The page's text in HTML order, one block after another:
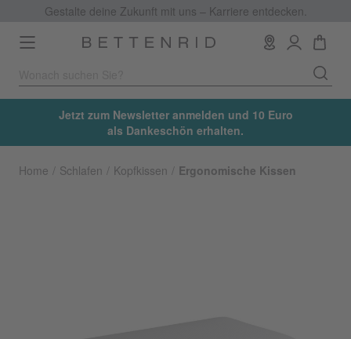
Gestalte deine Zukunft mit uns – Karriere entdecken.
Toggle
navigation
Jetzt zum Newsletter anmelden und 10 Euro
als Dankeschön erhalten.
Home Schlafen Kopfkissen Ergonomische Kissen